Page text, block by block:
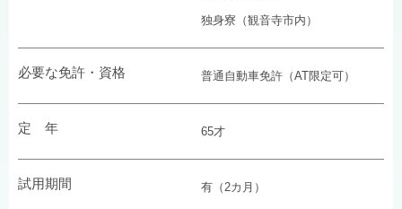
独身寮（観音寺市内）
必要な免許・資格 普通自動車免許（AT限定可）
定 年 65才
試用期間 有（2カ月）